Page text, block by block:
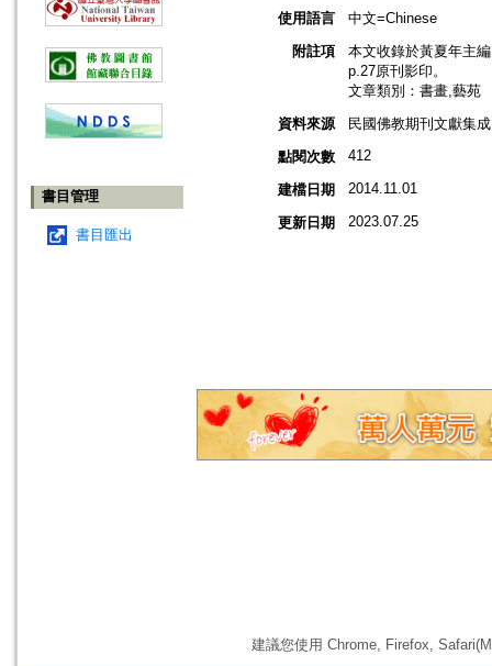
書目管理
書目匯出
使用語言
中文=Chinese
附註項
本文收錄於黃夏年主
p.27原刊影印。
文章類別：書畫,藝苑
資料來源
民國佛教期刊文獻集
點閱次數
412
建檔日期 2014.11.01
更新日期 2023.07.25
建議您使用 Chrome, Firefox,